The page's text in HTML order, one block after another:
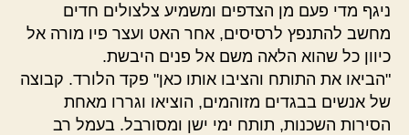
ניגף מדי פעם מן הצדפים ומשמיע צלצולים חדים
מחשב להתנפץ לרסיסים, אחר האט ועצר פיו מורה אל
כיוון כל שהוא הלאה משם אל פנים היבשת.
"הביאו את התותח והציבו אותו כאן" פקד הלורד. קבוצה
של אנשים בבגדים מזוהמים, הוציאו וגררו מאחת
הסירות השכנות, תותח ימי ישן ומסורבל. בעמל רב